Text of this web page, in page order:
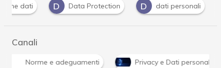
D
Data Protection D dati personali G
Canali
Norme e adeguamenti Privacy e Dati personali